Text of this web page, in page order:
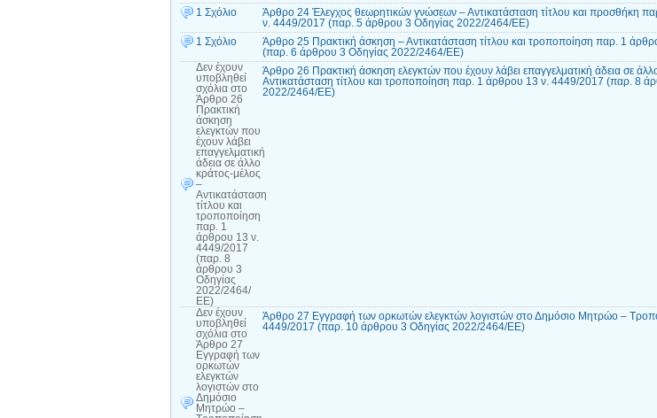
1 Σχόλιο
Άρθρο 24 Έλεγχος θεωρητικών γνώσεων – Αντικατάσταση τίτλου και προσθήκη
ν. 4449/2017 (παρ. 5 άρθρου 3 Οδηγίας 2022/2464/ΕΕ)
1 Σχόλιο
Άρθρο 25 Πρακτική άσκηση – Αντικατάσταση τίτλου και τροποποίηση παρ. 1
(παρ. 6 άρθρου 3 Οδηγίας 2022/2464/ΕΕ)
Δεν έχουν
υποβληθεί
σχόλια στο
Άρθρο 26
Πρακτική
άσκηση
ελεγκτών που
έχουν λάβει
επαγγελματική
άδεια σε άλλο
κράτος-μέλος
–
Αντικατάσταση
τίτλου και
τροποποίηση
παρ. 1
άρθρου 13 ν.
4449/2017
(παρ. 8
άρθρου 3
Οδηγίας
2022/2464/
ΕΕ)
Άρθρο 26 Πρακτική άσκηση ελεγκτών που έχουν λάβει επαγγελματική άδεια σε
Αντικατάσταση τίτλου και τροποποίηση παρ. 1 άρθρου 13 ν. 4449/2017 (παρ. 8
2022/2464/ΕΕ)
Δεν έχουν
υποβληθεί
σχόλια στο
Άρθρο 27
Εγγραφή των
ορκωτών
ελεγκτών
λογιστών στο
Δημόσιο
Μητρώο –
Άρθρο 27 Εγγραφή των ορκωτών ελεγκτών λογιστών στο Δημόσιο Μητρώο –
4449/2017 (παρ. 10 άρθρου 3 Οδηγίας 2022/2464/ΕΕ)